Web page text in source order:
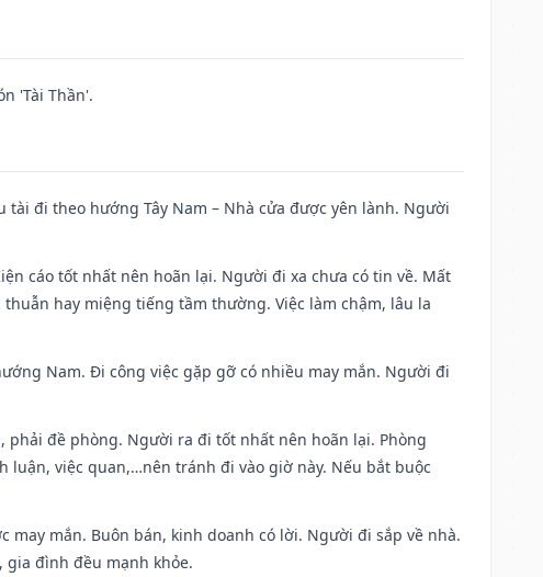
'Tài Thần'.
đi theo hướng Tây Nam – Nhà cửa được yên lành. Người
cáo tốt nhất nên hoãn lại. Người đi xa chưa có tin về. Mất
hay miệng tiếng tầm thường. Việc làm chậm, lâu la
Nam. Đi công việc gặp gỡ có nhiều may mắn. Người đi
phải đề phòng. Người ra đi tốt nhất nên hoãn lại. Phòng
việc quan,…nên tránh đi vào giờ này. Nếu bắt buộc
mắn. Buôn bán, kinh doanh có lời. Người đi sắp về nhà.
gia đình đều mạnh khỏe.